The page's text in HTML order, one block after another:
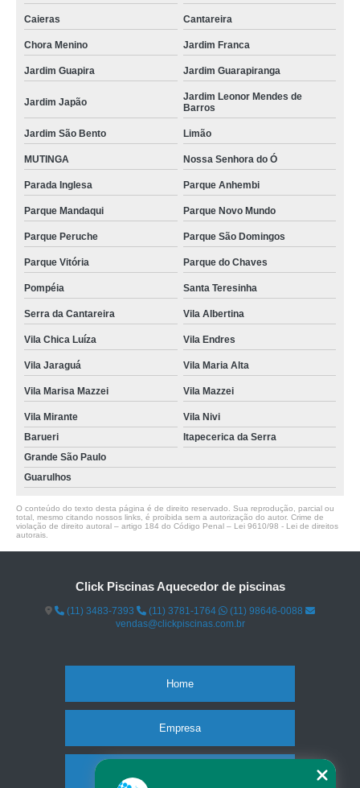
Caieras Cantareira
Chora Menino Jardim Franca
Jardim Guapira Jardim Guarapiranga
Jardim Japão
Jardim Leonor Mendes de
Barros
Jardim São Bento Limão
MUTINGA Nossa Senhora do Ó
Parada Inglesa Parque Anhembi
Parque Mandaqui Parque Novo Mundo
Parque Peruche Parque São Domingos
Parque Vitória Parque do Chaves
Pompéia Santa Teresinha
Serra da Cantareira Vila Albertina
Vila Chica Luíza Vila Endres
Vila Jaraguá Vila Maria Alta
Vila Marisa Mazzei Vila Mazzei
Vila Mirante
Vila Nivi
Barueri
Itapecerica da Serra
Grande São Paulo
Guarulhos
O conteúdo do texto desta página é de direito reservado. Sua reprodução, parcial ou
total, mesmo citando nossos links, é proibida sem a autorização do autor. Crime de
violação de direito autoral – artigo 184 do Código Penal – Lei 9610/98 - Lei de direitos
autorais
Click Piscinas Aquecedor de piscinas
(11) 3483-7393 (11) 3781-1764
(11) 98646-0088
vendas@clickpiscinas.com.br
Home
Empresa